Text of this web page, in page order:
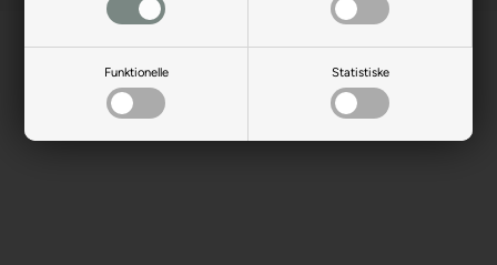
Funktionelle Statistiske